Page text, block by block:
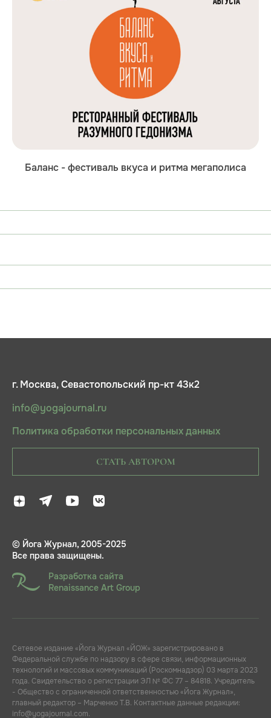
Баланс - фестиваль вкуса и ритма мегаполиса
г. Москва, Севастопольский пр-кт 43к2
info@yogajournal.ru
Политика обработки персональных данных
СТАТЬ АВТОРОМ
© Йога Журнал, 2005-2025
Все права защищены.
Разработка сайта
Renaissance Art Group
Сетевое издание «Йога Журнал «ЙОЖ» зарегистрировано в
Федеральной службе по надзору в сфере связи, информационных
технологий и массовых коммуникаций (Роскомнадзор) 03 марта 2023
года. Свидетельство о регистрации ЭЛ № ФС 77 – 84818. Учредитель
- Общество с ограниченной ответственностью «Йога Журнал»,
главный редактор – Марченко Т.В. Контактные данные редакции:
info@yogajournal.com.